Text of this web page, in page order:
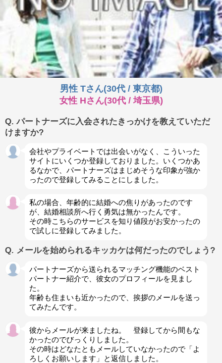
男性 Tさん(30代 / 東京都)
女性 Hさん(30代 / 埼玉県)
Q. パートナーズに入会されたきっかけを教えていただ
けますか?
会社やプライベートでは出会いがなく、こういった
サイトにいくつか登録しておりました。いくつかあ
るなかで、パートナーズはまじめそうな印象が強か
ったので登録してみることにしました。
私の場合、年齢的に結婚への焦りがあったのです
が、結婚相談所へ行く勇気は無かったんです。
その時こちらのサービスを知り値段がお安かったの
で試しに登録してみました。
Q. メールを始められるキッカケは何だったのでしょう?
パートナーズから送られるマッチング機能のベスト
パートナー紹介で、彼女のプロフィールを見まし
た。
年齢も住まいも近かったので、挨拶のメールを送っ
てみたんです。
彼からメールが来ましたね。 登録してから間もな
かったのでびっくりしました。
その時はどなたともメールしていなかったので「よ
ろしくお願いします」と返信しました。